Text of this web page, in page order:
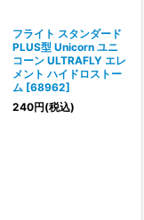
フライト スタンダード
PLUS型 Unicorn ユニ
コーン ULTRAFLY エレ
メント ハイドロストー
ム [68962]
240円(税込)